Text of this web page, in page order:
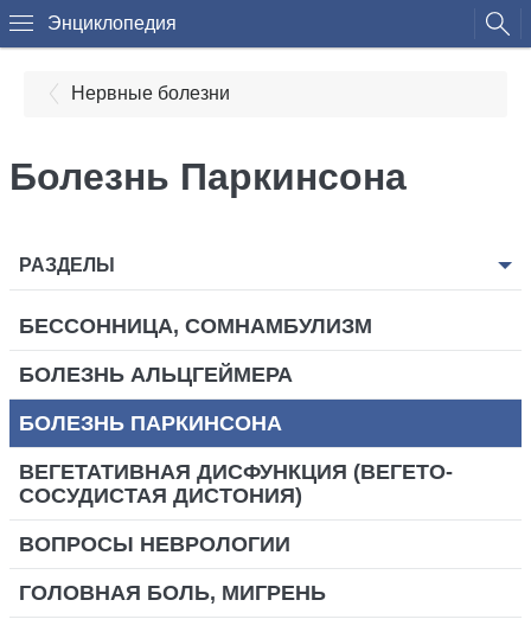
Энциклопедия
Нервные болезни
Болезнь Паркинсона
РАЗДЕЛЫ
БЕССОННИЦА, СОМНАМБУЛИЗМ
БОЛЕЗНЬ АЛЬЦГЕЙМЕРА
БОЛЕЗНЬ ПАРКИНСОНА
ВЕГЕТАТИВНАЯ ДИСФУНКЦИЯ (ВЕГЕТО-
СОСУДИСТАЯ ДИСТОНИЯ)
ВОПРОСЫ НЕВРОЛОГИИ
ГОЛОВНАЯ БОЛЬ, МИГРЕНЬ